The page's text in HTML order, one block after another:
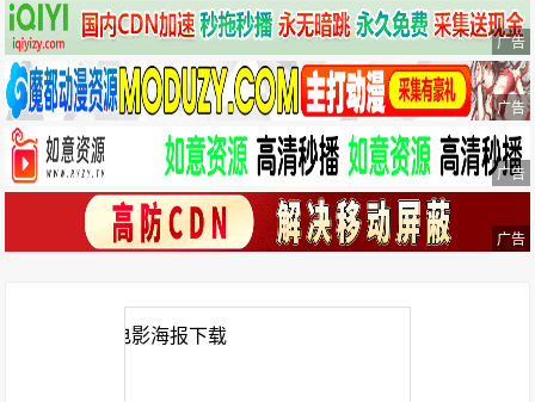
广告
广告
广告
广告